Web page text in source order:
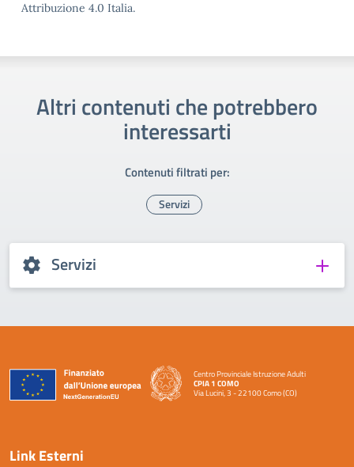
Attribuzione 4.0 Italia.
Altri contenuti che potrebbero
interessarti
Contenuti filtrati per:
Servizi
Servizi
Centro Provinciale Istruzione Adulti
CPIA 1 COMO
Via Lucini, 3 - 22100 Como (CO)
— Visita la pagina iniziale della scuola
Link Esterni